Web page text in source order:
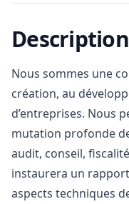
Description
Nous sommes une
création, au
d’entreprises. Nous
mutation profonde
audit, conseil,
instaurera un
aspects techniques